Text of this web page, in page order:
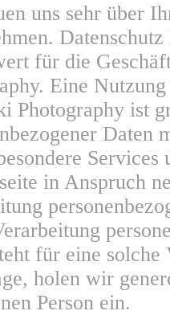
uns sehr über
für die
Eine
Photography ist
Daten
Services
in Anspruch
für eine
holen wir
Person ein.